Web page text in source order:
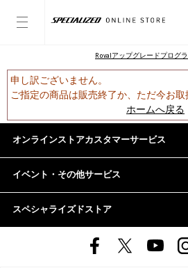
Rovalアップグレードプログ
申し訳ございません。
ご指定の商品は販売終了か、ただ今お取
ホームへ戻る
オンラインストアカスタマーサービス
イベント・その他サービス
スペシャライズドストア